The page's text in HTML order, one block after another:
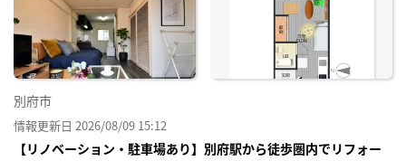
別府市
情報更新日 2026/08/09 15:12
【リノベーション・駐車場あり】別府駅から徒歩圏内でリフォー